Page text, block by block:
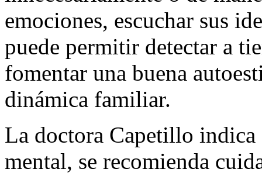
emociones, escuchar sus
puede permitir detectar a
fomentar una buena
dinámica familiar.
La doctora Capetillo indica
mental, se recomienda